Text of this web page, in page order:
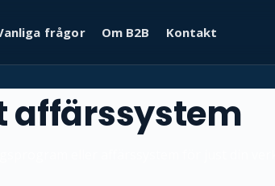
frågor Om B2B Kontakt
affärssystem